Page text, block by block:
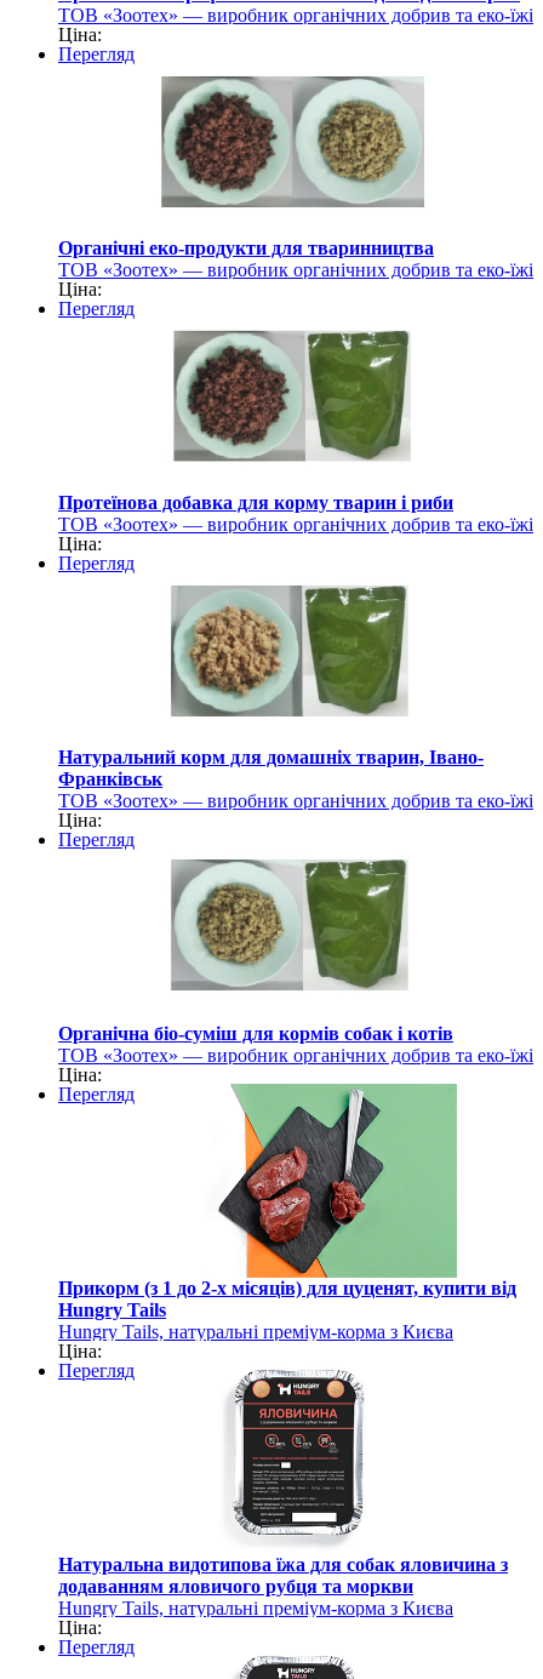
ТОВ «Зоотех» — виробник органічних добрив та еко-їжі
для тварин
Ціна:
Перегляд
Органічні еко-продукти для тваринництва
ТОВ «Зоотех» — виробник органічних добрив та еко-їжі
для тварин
Ціна:
Перегляд
Протеїнова добавка для корму тварин і риби
ТОВ «Зоотех» — виробник органічних добрив та еко-їжі
для тварин
Ціна:
Перегляд
Натуральний корм для домашніх тварин, Івано-
Франківськ
ТОВ «Зоотех» — виробник органічних добрив та еко-їжі
для тварин
Ціна:
Перегляд
Органічна біо-суміш для кормів собак і котів
ТОВ «Зоотех» — виробник органічних добрив та еко-їжі
для тварин
Ціна:
Перегляд
Прикорм (з 1 до 2-х місяців) для цуценят, купити від
Hungry Tails
Hungry Tails, натуральні преміум-корма з Києва
Ціна:
Перегляд
Натуральна видотипова їжа для собак яловичина з
додаванням яловичого рубця та моркви
Hungry Tails, натуральні преміум-корма з Києва
Ціна:
Перегляд